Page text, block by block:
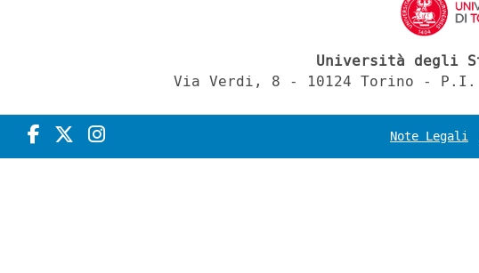
Università degli
Via Verdi, 8 - 10124 Torino - P.I.
Note Legali